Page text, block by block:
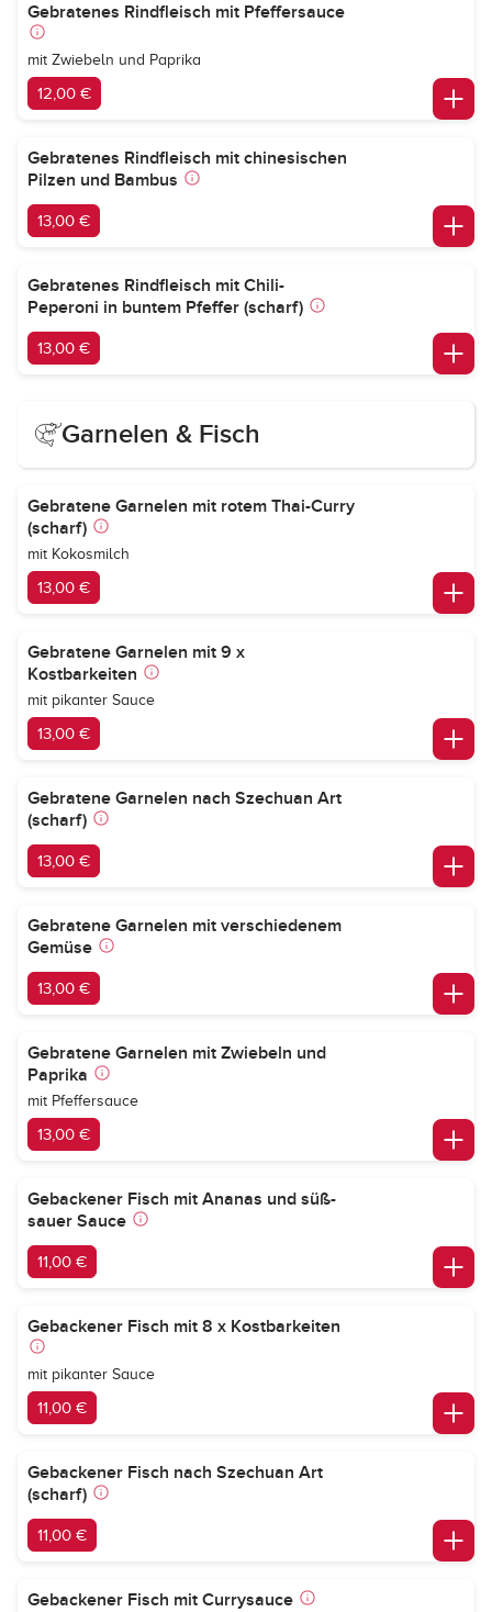
Gebratenes Rindfleisch mit Pfeffersauce
mit Zwiebeln und Paprika
12,00 €
Gebratenes Rindfleisch mit chinesischen
Pilzen und Bambus
13,00 €
Gebratenes Rindfleisch mit Chili-
Peperoni in buntem Pfeffer (scharf)
13,00 €
Garnelen & Fisch
Gebratene Garnelen mit rotem Thai-Curry
(scharf)
mit Kokosmilch
13,00 €
Gebratene Garnelen mit 9 x
Kostbarkeiten
mit pikanter Sauce
13,00 €
Gebratene Garnelen nach Szechuan Art
(scharf)
13,00 €
Gebratene Garnelen mit verschiedenem
Gemüse
13,00 €
Gebratene Garnelen mit Zwiebeln und
Paprika
mit Pfeffersauce
13,00 €
Gebackener Fisch mit Ananas und süß-
sauer Sauce
11,00 €
Gebackener Fisch mit 8 x Kostbarkeiten
mit pikanter Sauce
11,00 €
Gebackener Fisch nach Szechuan Art
(scharf)
11,00 €
Gebackener Fisch mit Currysauce